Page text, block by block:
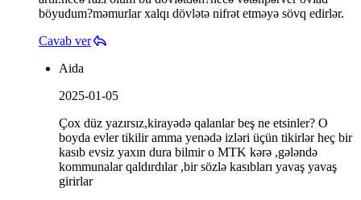
böyudum?məmurlar xalqı dövlətə nifrət etməyə sövq edirlər.
Cavab ver
Aida
2025-01-05
Çox düz yazırsız,kirayədə qalanlar beş ne etsinler? O
boyda evler tikilir amma yenədə izləri üçün tikirlər heç bir
kasıb evsiz yaxın dura bilmir o MTK kərə ,gələndə
kommunalar qaldırdılar ,bir sözlə kasıbları yavaş yavaş
girirlar